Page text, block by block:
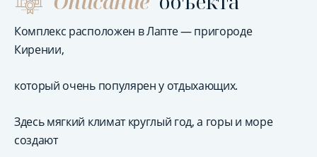
Комплекс расположен в Лапте — пригороде
Кирении,
который очень популярен у отдыхающих.
Здесь мягкий климат круглый год, а горы и море
создают